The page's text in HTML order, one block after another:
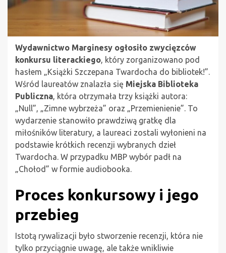
Wydawnictwo Marginesy ogłosiło zwycięzców
konkursu literackiego, który zorganizowano pod
hasłem „Książki Szczepana Twardocha do bibliotek!”.
Wśród laureatów znalazła się Miejska Biblioteka
Publiczna, która otrzymała trzy książki autora:
„Null”, „Zimne wybrzeża” oraz „Przemienienie”. To
wydarzenie stanowiło prawdziwą gratkę dla
miłośników literatury, a laureaci zostali wyłonieni na
podstawie krótkich recenzji wybranych dzieł
Twardocha. W przypadku MBP wybór padł na
„Chołod” w formie audiobooka.
Proces konkursowy i jego
przebieg
Istotą rywalizacji było stworzenie recenzji, która nie
tylko przyciągnie uwagę, ale także wnikliwie